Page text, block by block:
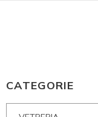
CATEGORIE